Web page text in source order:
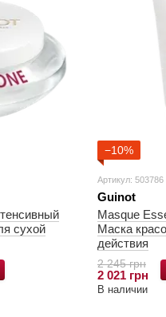
сухой
−10%
Артикул: 503786
Guinot
Masque
Маска
действия
2 245 грн
2 021 грн
В наличии